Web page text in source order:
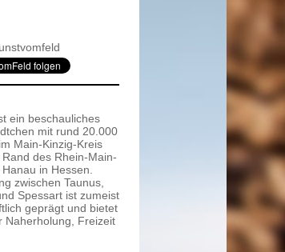
ein beschauliches
mit rund 20.000
Main-Kinzig-Kreis
des Rhein-Main-
in Hessen.
zwischen Taunus,
Spessart ist zumeist
geprägt und bietet
Naherholung, Freizeit